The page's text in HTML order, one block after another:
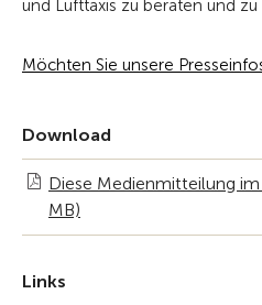
und Lufttaxis zu beraten und
Möchten Sie unsere
Download
Diese Medienmitteilung
MB)
Links